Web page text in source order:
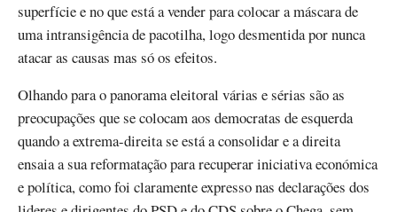
superfície e no que está a vender para colocar a máscara de
uma intransigência de pacotilha, logo desmentida por nunca
atacar as causas mas só os efeitos.
Olhando para o panorama eleitoral várias e sérias são as
preocupações que se colocam aos democratas de esquerda
quando a extrema-direita se está a consolidar e a direita
ensaia a sua reformatação para recuperar iniciativa económica
e política, como foi claramente expresso nas declarações dos